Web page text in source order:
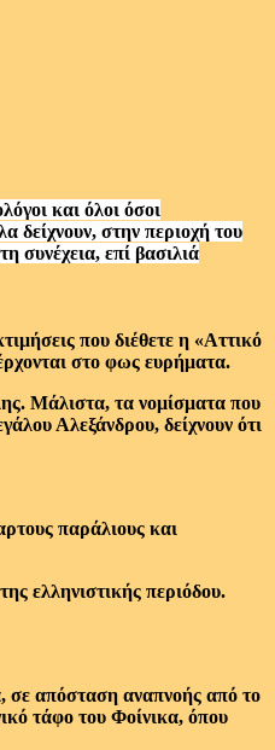
και όλοι όσοι
δείχνουν, στην περιοχή του
επί βασιλιά
που διέθετε η «Αττικό
στο φως ευρήματα.
Μάλιστα, τα νομίσματα που
Αλεξάνδρου, δείχνουν ότι
παράλιους και
ελληνιστικής περιόδου.
σε απόσταση αναπνοής από το
τάφο του Φοίνικα, όπου